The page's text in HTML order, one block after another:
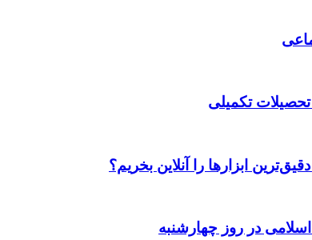
تحصیلات تکمیلی
ابزارها را آنلاین بخریم؟
در روز چهارشنبه